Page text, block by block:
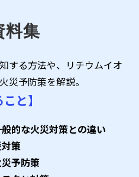
料集
する方法や、リチウムイオ
災予防策を解説。
と】
的な火災対策との違い
策
予防策